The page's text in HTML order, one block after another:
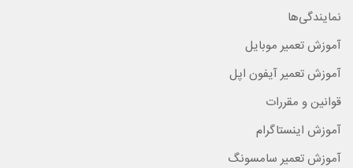
نمایندگی‌ها
آموزش تعمیر موبایل
آموزش تعمیر آیفون اپل
قوانین و مقررات
آموزش اینستاگرام
آموزش تعمیر سامسونگ